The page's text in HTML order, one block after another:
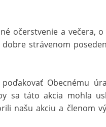
očerstvenie a večera,
dobre strávenom
Obecnému
sa táto akcia mohla
našu akciu a členom